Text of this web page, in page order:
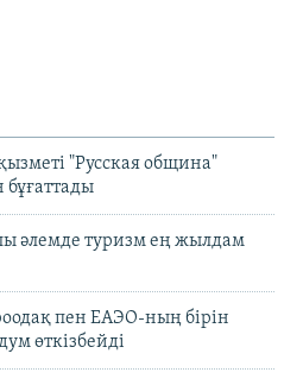
"Русская община"
әлемде туризм ең жылдам
пен ЕАЭО-ның бірін
өткізбейді